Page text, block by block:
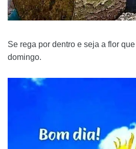
Se rega por dentro e seja a flor
domingo.